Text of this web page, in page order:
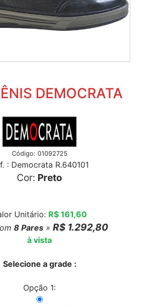
DEMOCRATA
Código: 01092725
: Democrata R.640101
Cor: Preto
Unitário: R$ 161,60
8 Pares» R$ 1.292,80
à vista
Selecione a grade :
Opção 1: